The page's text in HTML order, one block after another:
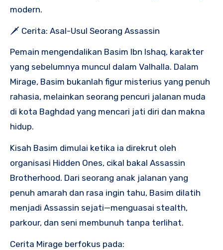
modern.
🗡️ Cerita: Asal-Usul Seorang Assassin
Pemain mengendalikan Basim Ibn Ishaq, karakter
yang sebelumnya muncul dalam Valhalla. Dalam
Mirage, Basim bukanlah figur misterius yang penuh
rahasia, melainkan seorang pencuri jalanan muda
di kota Baghdad yang mencari jati diri dan makna
hidup.
Kisah Basim dimulai ketika ia direkrut oleh
organisasi Hidden Ones, cikal bakal Assassin
Brotherhood. Dari seorang anak jalanan yang
penuh amarah dan rasa ingin tahu, Basim dilatih
menjadi Assassin sejati—menguasai stealth,
parkour, dan seni membunuh tanpa terlihat.
Cerita Mirage berfokus pada: